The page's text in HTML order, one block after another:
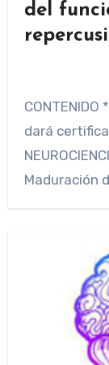
del
dará
Maduración